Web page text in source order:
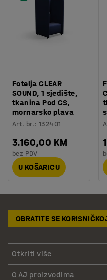
Fotelja CLEAR
SOUND, 1 sjedište,
tkanina Pod CS,
mornarsko plava
Art. br.:132401
3.160,00 KM
bez PDV
U KOŠARICU
OBRATITE SE
Otkriti više
O AJ proizvodima